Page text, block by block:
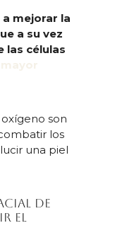
mejorar la
a su vez
las células
son
los
una piel
de
el